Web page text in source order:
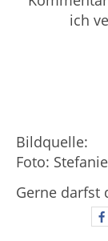
ich
Bildquelle:
Foto:
Gerne darfst